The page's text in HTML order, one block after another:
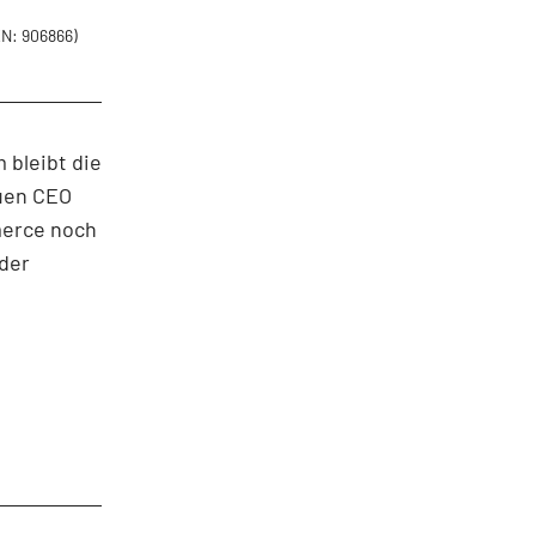
906866)
bleibt die
CEO
noch